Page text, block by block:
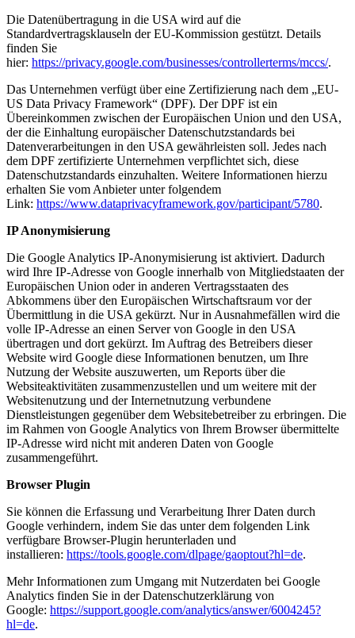
Die Datenübertragung in die USA wird auf die
Standardvertragsklauseln der EU-Kommission gestützt. Details
finden Sie
hier: https://privacy.google.com/businesses/controllerterms/mccs/.
Das Unternehmen verfügt über eine Zertifizierung nach dem „EU-
US Data Privacy Framework“ (DPF). Der DPF ist ein
Übereinkommen zwischen der Europäischen Union und den USA,
der die Einhaltung europäischer Datenschutzstandards bei
Datenverarbeitungen in den USA gewährleisten soll. Jedes nach
dem DPF zertifizierte Unternehmen verpflichtet sich, diese
Datenschutzstandards einzuhalten. Weitere Informationen hierzu
erhalten Sie vom Anbieter unter folgendem
Link: https://www.dataprivacyframework.gov/participant/5780.
IP Anonymisierung
Die Google Analytics IP-Anonymisierung ist aktiviert. Dadurch
wird Ihre IP-Adresse von Google innerhalb von Mitgliedstaaten der
Europäischen Union oder in anderen Vertragsstaaten des
Abkommens über den Europäischen Wirtschaftsraum vor der
Übermittlung in die USA gekürzt. Nur in Ausnahmefällen wird die
volle IP-Adresse an einen Server von Google in den USA
übertragen und dort gekürzt. Im Auftrag des Betreibers dieser
Website wird Google diese Informationen benutzen, um Ihre
Nutzung der Website auszuwerten, um Reports über die
Websiteaktivitäten zusammenzustellen und um weitere mit der
Websitenutzung und der Internetnutzung verbundene
Dienstleistungen gegenüber dem Websitebetreiber zu erbringen. Die
im Rahmen von Google Analytics von Ihrem Browser übermittelte
IP-Adresse wird nicht mit anderen Daten von Google
zusammengeführt.
Browser Plugin
Sie können die Erfassung und Verarbeitung Ihrer Daten durch
Google verhindern, indem Sie das unter dem folgenden Link
verfügbare Browser-Plugin herunterladen und
installieren: https://tools.google.com/dlpage/gaoptout?hl=de.
Mehr Informationen zum Umgang mit Nutzerdaten bei Google
Analytics finden Sie in der Datenschutzerklärung von
Google: https://support.google.com/analytics/answer/6004245?
hl=de.